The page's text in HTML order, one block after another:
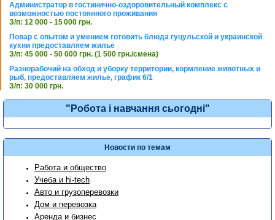
Администратор в гостинично-оздоровительный комплекс с
возможностью постоянного проживания
З/п: 12 000 - 15 000 грн.
Повар с опытом и умением готовить блюда гуцульской и украинской
кухни предоставляем жилье
З/п: 45 000 - 50 000 грн. (1 500 грн./смена)
Разнорабочий на обход и уборку территории, кормление животных и
рыб, предоставляем жилье, график 6/1
З/п: 30 000 грн.
"Робота і навчання сьогодні"
Новости по темам
Работа и общество
Учеба и hi-tech
Авто и грузоперевозки
Дом и перевозка
Аренда и бизнес